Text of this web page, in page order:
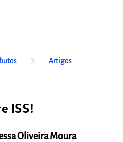
keyboard_arrow_right Artigos
ISS!
Oliveira Moura